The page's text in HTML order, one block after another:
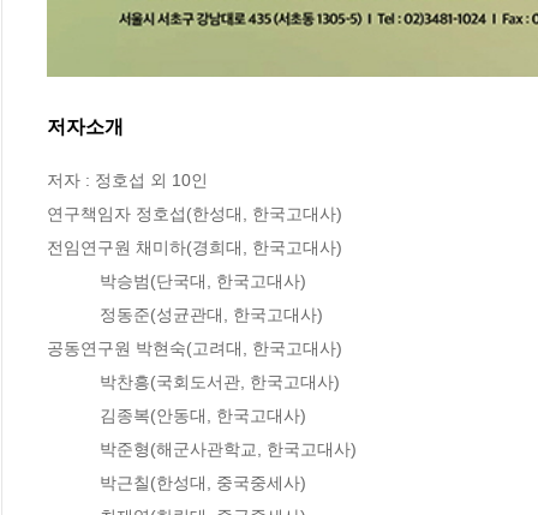
저자소개
저자 : 정호섭 외 10인
연구책임자 정호섭(한성대, 한국고대사)
전임연구원 채미하(경희대, 한국고대사)
공동연구원 박현숙(고려대, 한국고대사)